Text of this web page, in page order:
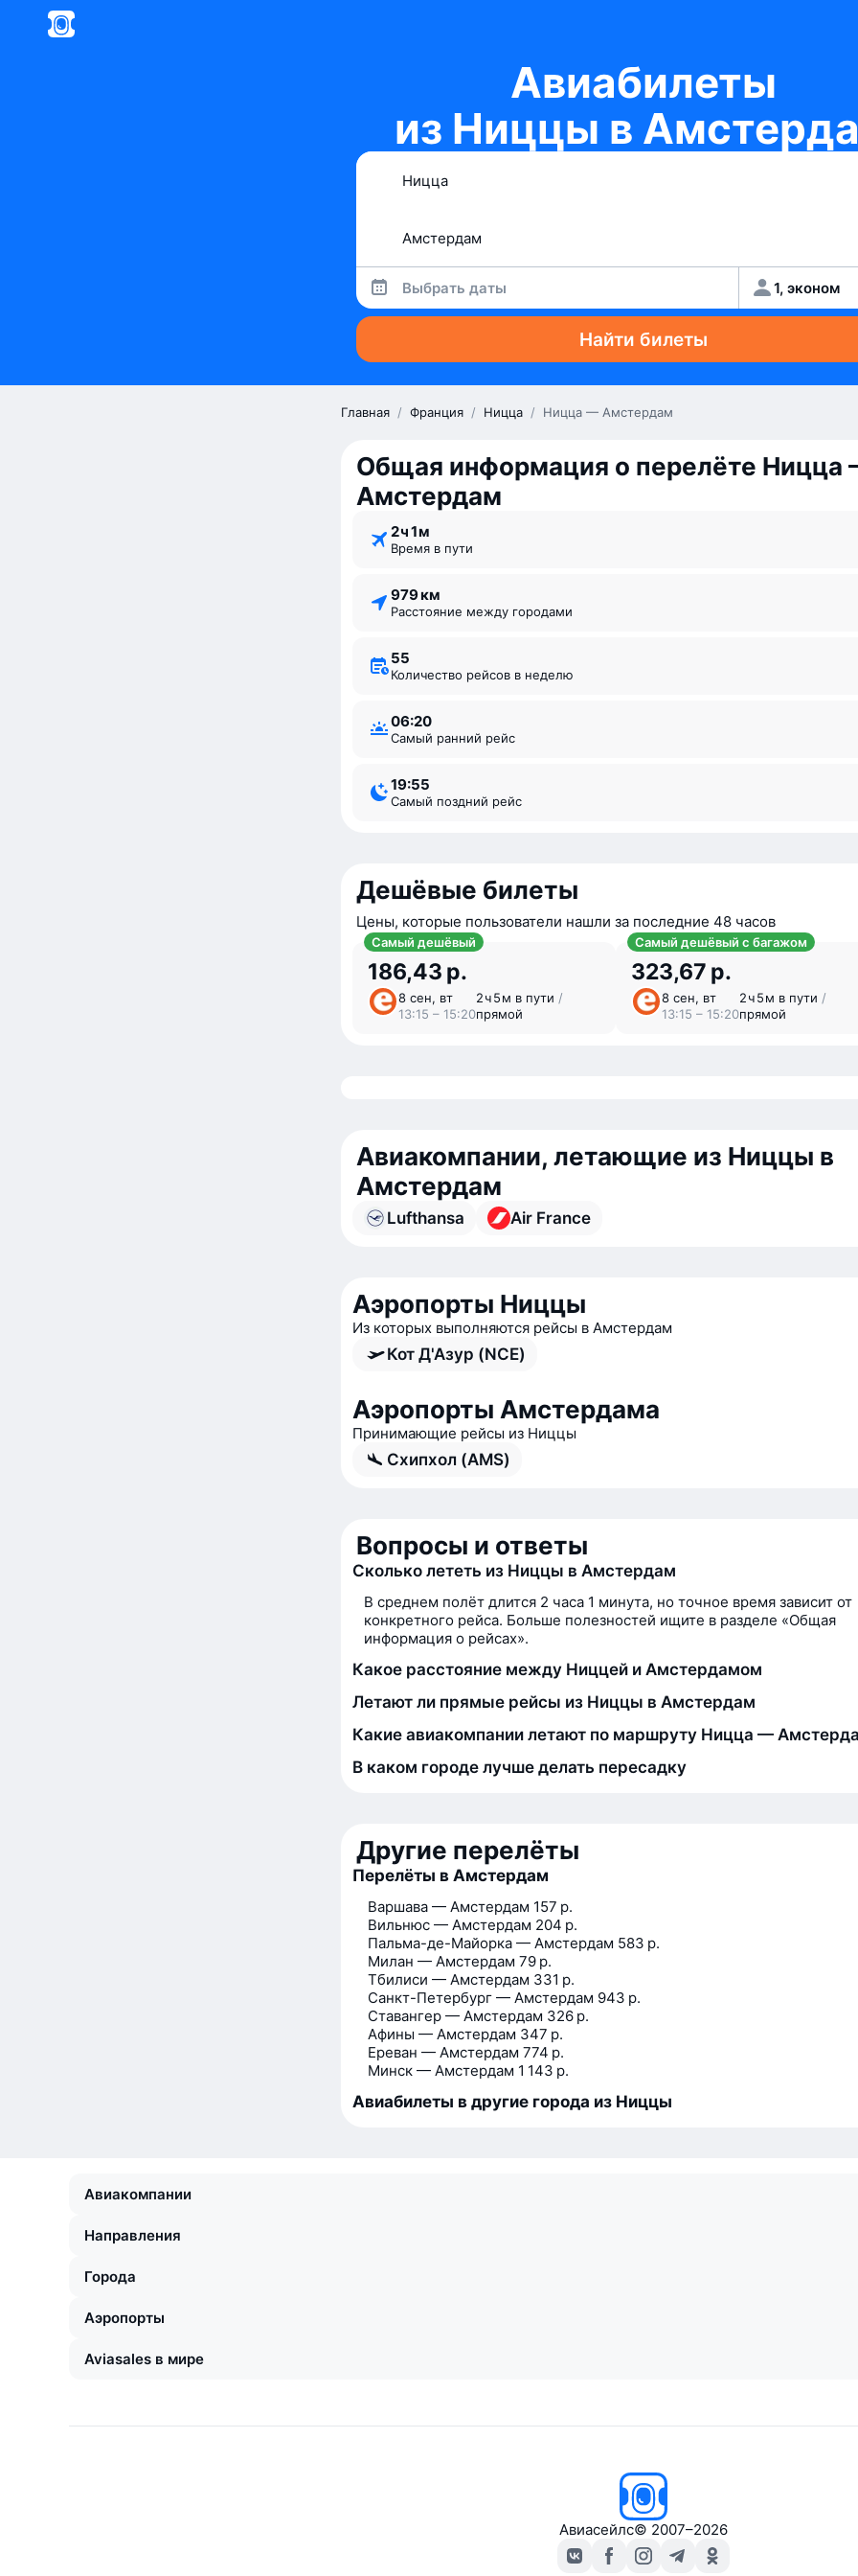
Авиабилеты
из Ниццы в
Выбрать даты 1, эконом
Найти билеты
Главная / Франция / Ницца / Ницца — Амстердам
Общая информация о перелёте Ницца
Амстердам
2 ⁠ч 1 ⁠м
Время в пути
979 км
Расстояние между городами
55
Количество рейсов в неделю
06:20
Самый ранний рейс
19:55
Самый поздний рейс
Дешёвые билеты
Цены, которые пользователи нашли за последние 48 часов
Самый дешёвый
186,43 р.
8 сен, вт
13:15 – 15:20
2 ⁠ч 5 ⁠м в пути /
прямой
Самый дешёвый с багажом
323,67 р.
8 сен, вт
13:15 – 15:20
2 ⁠ч 5 ⁠м в пути /
прямой
Авиакомпании, летающие из Ниццы в
Амстердам
Lufthansa Air France
Аэропорты Ниццы
Из которых выполняются рейсы в Амстердам
Кот Д'Азур (NCE)
Аэропорты Амстердама
Принимающие рейсы из Ниццы
Схипхол (AMS)
Вопросы и ответы
Сколько лететь из Ниццы в Амстердам
В среднем полёт длится 2 часа 1 минута, но точное время зависит от
конкретного рейса. Больше полезностей ищите в разделе «Общая
информация о рейсах».
Какое расстояние между Ниццей и Амстердамом
Летают ли прямые рейсы из Ниццы в Амстердам
Какие авиакомпании летают по маршруту Ницца —
В каком городе лучше делать пересадку
Другие перелёты
Перелёты в Амстердам
Варшава — Амстердам 157 р.
Вильнюс — Амстердам 204 р.
Пальма-де-Майорка — Амстердам 583 р.
Милан — Амстердам 79 р.
Тбилиси — Амстердам 331 р.
Санкт-Петербург — Амстердам 943 р.
Ставангер — Амстердам 326 р.
Афины — Амстердам 347 р.
Ереван — Амстердам 774 р.
Минск — Амстердам 1 143 р.
Авиабилеты в другие города из Ниццы
Авиакомпании
Направления
Города
Аэропорты
Aviasales в мире
Авиасейлс© 2007–2026